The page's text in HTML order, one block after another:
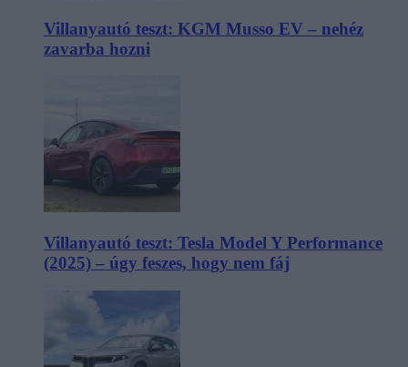
Villanyautó teszt: KGM Musso EV – nehéz
zavarba hozni
Villanyautó teszt: Tesla Model Y Performance
(2025) – úgy feszes, hogy nem fáj